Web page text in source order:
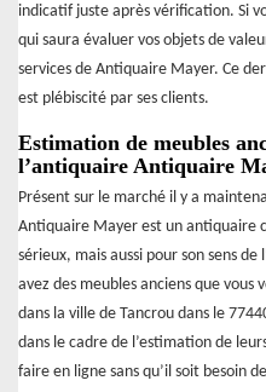
indicatif juste après vérification. Si
qui saura évaluer vos objets de
services de Antiquaire Mayer. Ce
est plébiscité par ses clients.
Estimation de meubles
l’antiquaire Antiquaire
Présent sur le marché il y a
Antiquaire Mayer est un antiquaire
sérieux, mais aussi pour son sens
avez des meubles anciens que
dans la ville de Tancrou dans le
dans le cadre de l’estimation de
faire en ligne sans qu’il soit besoin